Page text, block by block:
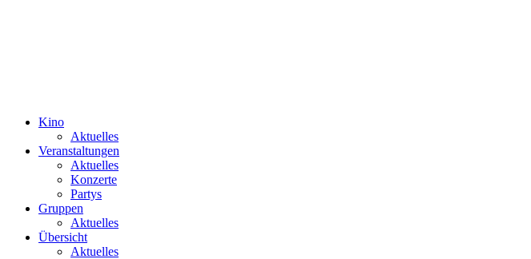
Kino
Aktuelles
Veranstaltungen
Aktuelles
Konzerte
Partys
Gruppen
Aktuelles
Übersicht
Aktuelles